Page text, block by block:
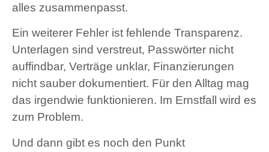
alles zusammenpasst.
Ein weiterer Fehler ist fehlende Transparenz.
Unterlagen sind verstreut, Passwörter nicht
auffindbar, Verträge unklar, Finanzierungen
nicht sauber dokumentiert. Für den Alltag mag
das irgendwie funktionieren. Im Ernstfall wird es
zum Problem.
Und dann gibt es noch den Punkt